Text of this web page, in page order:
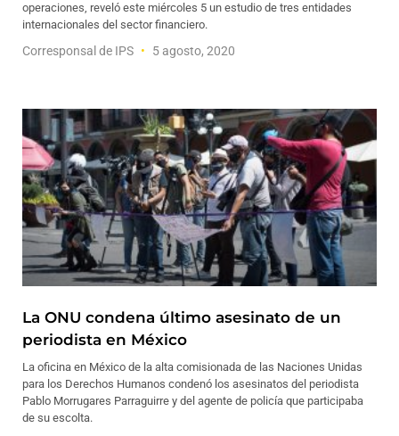
operaciones, reveló este miércoles 5 un estudio de tres entidades
internacionales del sector financiero.
Corresponsal de IPS 5 agosto, 2020
La ONU condena último asesinato de un
periodista en México
La oficina en México de la alta comisionada de las Naciones Unidas
para los Derechos Humanos condenó los asesinatos del periodista
Pablo Morrugares Parraguirre y del agente de policía que participaba
de su escolta.